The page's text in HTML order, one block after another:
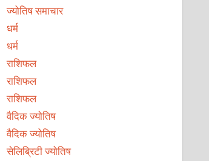
ज्योतिष समाचार
धर्म
धर्म
राशिफल
राशिफल
राशिफल
वैदिक ज्योतिष
वैदिक ज्योतिष
सेलिब्रिटी ज्योतिष